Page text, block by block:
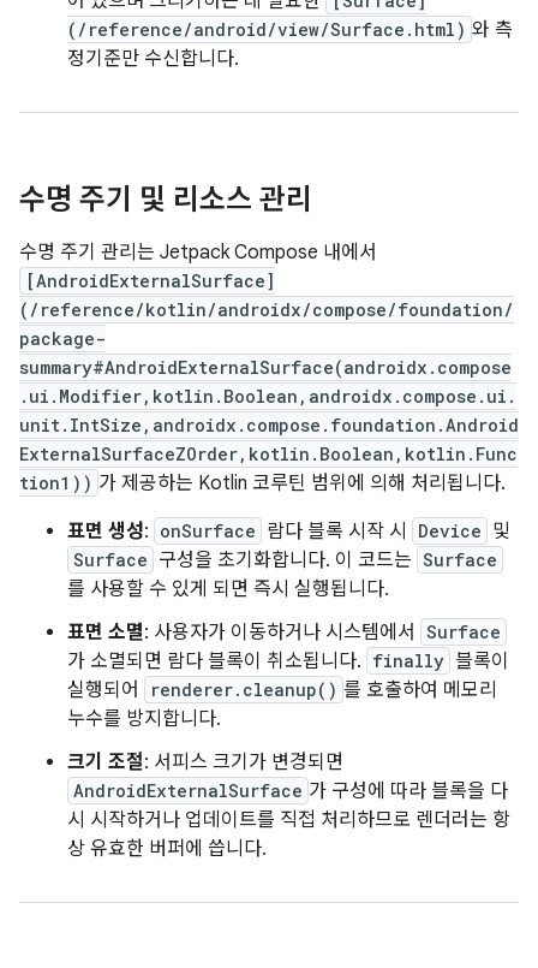
(/reference/android/view/Surface.html) 와 측
정기준만 수신합니다.
수명 주기 및 리소스 관리
수명 주기 관리는 Jetpack Compose 내에서
[AndroidExternalSurface]
(/reference/kotlin/androidx/compose/foundation/
package-
summary#AndroidExternalSurface(androidx.compose
.ui.Modifier,kotlin.Boolean,androidx.compose.ui.
unit.IntSize,androidx.compose.foundation.Android
ExternalSurfaceZOrder,kotlin.Boolean,kotlin.Func
tion1)) 가 제공하는 Kotlin 코루틴 범위에 의해 처리됩니다.
표면 생성: onSurface 람다 블록 시작 시 Device 및
Surface 구성을 초기화합니다. 이 코드는 Surface
를 사용할 수 있게 되면 즉시 실행됩니다.
표면 소멸: 사용자가 이동하거나 시스템에서 Surface
가 소멸되면 람다 블록이 취소됩니다. finally 블록이
실행되어
renderer.cleanup() 를 호출하여 메모리
누수를 방지합니다.
크기 조절: 서피스 크기가 변경되면
AndroidExternalSurface 가 구성에 따라 블록을 다
시 시작하거나 업데이트를 직접 처리하므로 렌더러는 항
상 유효한 버퍼에 씁니다.